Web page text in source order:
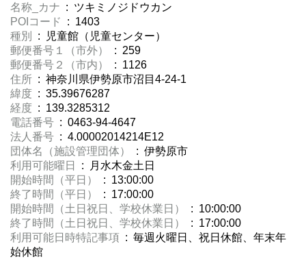
名称_カナ : ツキミノジドウカン
POIコード
: 1403
種別
: 児童館（児童センター）
郵便番号１（市外）
: 259
郵便番号２（市内）
: 1126
住所 : 神奈川県伊勢原市沼目4-24-1
緯度 : 35.39676287
経度 : 139.3285312
電話番号 : 0463-94-4647
法人番号 : 4.00002014214E12
団体名（施設管理団体）
: 伊勢原市
利用可能曜日
: 月水木金土日
開始時間（平日）
: 13:00:00
終了時間（平日）
: 17:00:00
開始時間（土日祝日、学校休業日）
: 10:00:00
終了時間（土日祝日、学校休業日）
: 17:00:00
利用可能日時特記事項 : 毎週火曜日、祝日休館、年末年
始休館